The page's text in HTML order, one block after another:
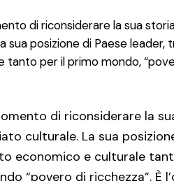
di riconsiderare la sua
posizione di Paese leader,
per il primo mondo,
di riconsiderare la
culturale. La sua
economico e culturale
“povero di ricchezza”. È